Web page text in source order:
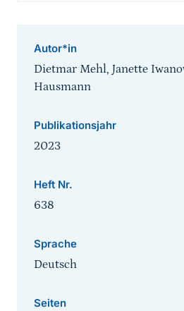
Autor*in
Dietmar Mehl, Janette
Hausmann
Publikationsjahr
2023
Heft Nr.
638
Sprache
Deutsch
Seiten